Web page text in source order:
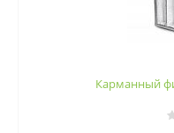
Карманный